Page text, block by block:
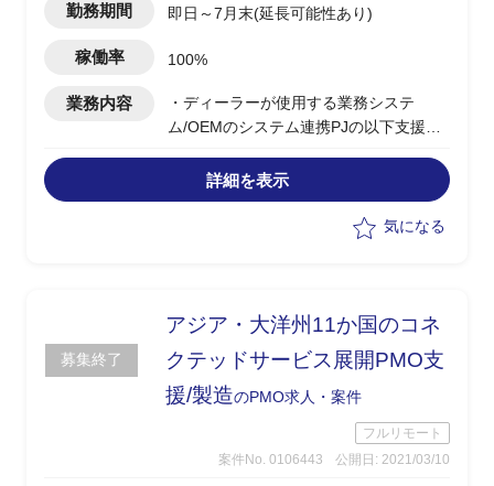
勤務期間 即日～7月末(延長可能性あり)
稼働率 100%
業務内容
・ディーラーが使用する業務システ
ム/OEMのシステム連携PJの以下支援
-課題管理
-ベンダー管理
詳細を表示
気になる
募集終了
アジア・大洋州11か国のコネ
クテッドサービス展開PMO支
援/製造のPMO求人・案件
フルリモート
案件No. 0106443
公開日: 2021/03/10